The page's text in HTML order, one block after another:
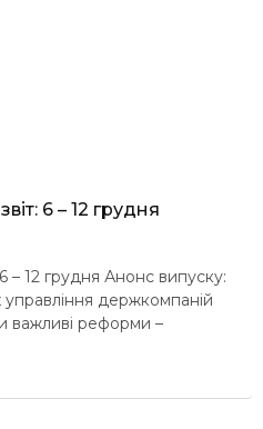
6 – 12 грудня
– 12 грудня Анонс випуску:
управління держкомпаній
важливі реформи –
Ситуація із
їх обмеженість, не